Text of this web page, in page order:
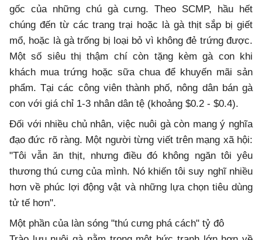
gốc của những chú gà cưng. Theo SCMP, hầu hết
chúng đến từ các trang trại hoặc là gà thịt sắp bị giết
mổ, hoặc là gà trống bị loại bỏ vì không đẻ trứng được.
Một số siêu thị thậm chí còn tặng kèm gà con khi
khách mua trứng hoặc sữa chua để khuyến mãi sản
phẩm. Tại các công viên thành phố, nông dân bán gà
con với giá chỉ 1-3 nhân dân tệ (khoảng $0.2 - $0.4).
Đối với nhiều chủ nhân, việc nuôi gà còn mang ý nghĩa
đạo đức rõ ràng. Một người từng viết trên mạng xã hội:
"Tôi vẫn ăn thịt, nhưng điều đó không ngăn tôi yêu
thương thú cưng của mình. Nó khiến tôi suy nghĩ nhiều
hơn về phúc lợi động vật và những lựa chọn tiêu dùng
tử tế hơn".
Một phần của làn sóng "thú cưng phá cách" tỷ đô